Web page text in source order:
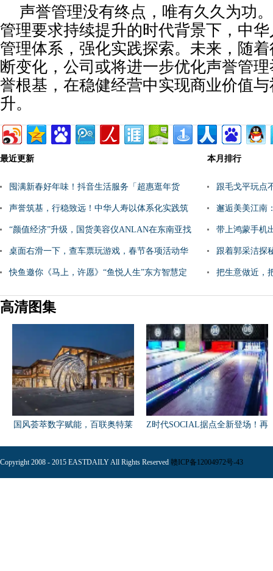
声誉管理没有终点，唯有久久为功
管理要求持续提升的时代背景下，中
管理体系，强化实践探索。未来，随
断变化，公司或将进一步优化声誉管
誉根基，在稳健经营中实现商业价值
升。
最近更新
囤满新春好年味！抖音生活服务「超惠逛年货
节」圆满收官
声誉筑基，行稳致远！中华人寿以体系化实践筑
牢声誉管理防线
“颜值经济”升级，国货美容仪ANLAN在东南亚找
到了新解法
桌面右滑一下，查车票玩游戏，春节各项活动华
为负一屏都安排好了
快鱼邀你《马上，许愿》“鱼悦人生”东方智慧定
格平常百姓生活之
本月排行
跟毛戈平玩点
体验后下单
邂逅美美江南
活方式
带上鸿蒙手机
跟着郭采洁探
把生意做近，
本地化方法论
高清图集
国风荟萃数字赋能，百联奥特莱
Z时代SOCIAL据点全新登场！再
Copyright 2008 - 2015 EASTDAILY All Rights Reserved 赣ICP备12004972号-43